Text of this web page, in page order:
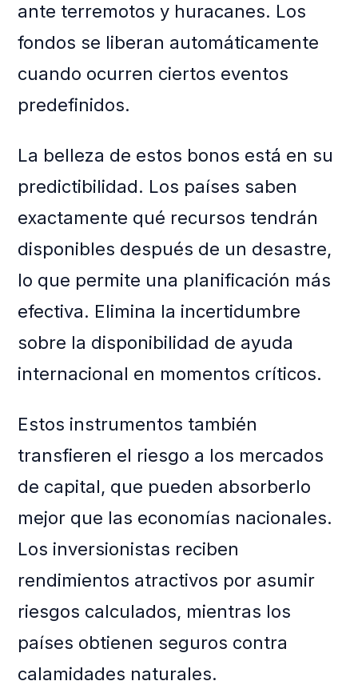
ante terremotos y huracanes. Los
fondos se liberan automáticamente
cuando ocurren ciertos eventos
predefinidos.
La belleza de estos bonos está en su
predictibilidad. Los países saben
exactamente qué recursos tendrán
disponibles después de un desastre,
lo que permite una planificación más
efectiva. Elimina la incertidumbre
sobre la disponibilidad de ayuda
internacional en momentos críticos.
Estos instrumentos también
transfieren el riesgo a los mercados
de capital, que pueden absorberlo
mejor que las economías nacionales.
Los inversionistas reciben
rendimientos atractivos por asumir
riesgos calculados, mientras los
países obtienen seguros contra
calamidades naturales.